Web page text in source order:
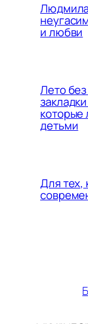
и любви
Лето
которые
детьми
Для тех,